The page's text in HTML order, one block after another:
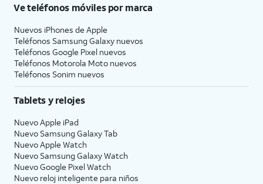
Ve teléfonos móviles por marca
Nuevos iPhones de Apple
Teléfonos Samsung Galaxy nuevos
Teléfonos Google Pixel nuevos
Teléfonos Motorola Moto nuevos
Teléfonos Sonim nuevos
Tablets y relojes
Nuevo Apple iPad
Nuevo Samsung Galaxy Tab
Nuevo Apple Watch
Nuevo Samsung Galaxy Watch
Nuevo Google Pixel Watch
Nuevo reloj inteligente para niños